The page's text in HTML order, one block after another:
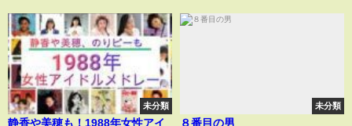
未分類
静香や美穂も！1988年女性アイ
未分類
８番目の男